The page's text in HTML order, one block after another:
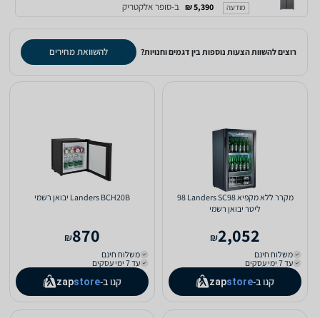
מודעה 5,390 ₪ ב-סופר אלקטריק
רוצים להשוות הצעות נוספות בין דגמים וחנויות? להשוואת מחירים
מקרר ‏ללא מקפיא Landers SC98 ‏98
‏ליטר יבואן רשמי
2,052
₪
משלוח חינם
עד 7 ימי עסקים
קנו ב- zapstore
Landers BCH20B יבואן רשמי
870
₪
משלוח חינם
עד 7 ימי עסקים
קנו ב- zapstore